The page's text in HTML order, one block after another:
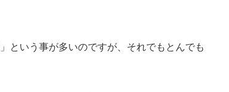
」という事が多いのですが、それでもとんでも